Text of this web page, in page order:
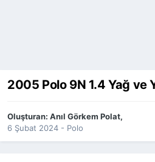
2005 Polo 9N 1.4 Yağ ve
Oluşturan: Anıl Görkem Polat,
6 Şubat 2024 - Polo